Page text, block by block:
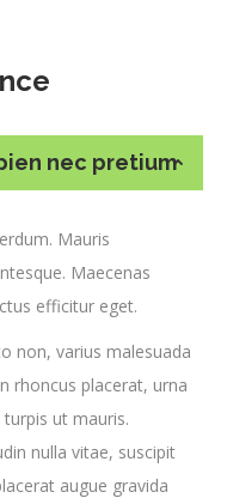
nec pretium
Mauris
Maecenas
efficitur eget.
non, varius malesuada
rhoncus placerat, urna
ut mauris.
nulla vitae, suscipit
augue gravida